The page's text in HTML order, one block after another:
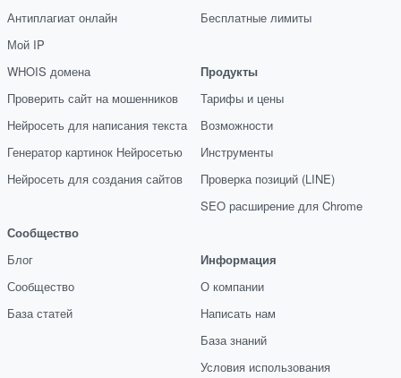
Антиплагиат онлайн
Мой IP
WHOIS домена
Проверить сайт на мошенников
Нейросеть для написания текста
Генератор картинок Нейросетью
Нейросеть для создания сайтов
Сообщество
Блог
Сообщество
База статей
Бесплатные лимиты
Продукты
Тарифы и цены
Возможности
Инструменты
Проверка позиций (LINE)
SEO расширение для Chrome
Информация
О компании
Написать нам
База знаний
Условия использования